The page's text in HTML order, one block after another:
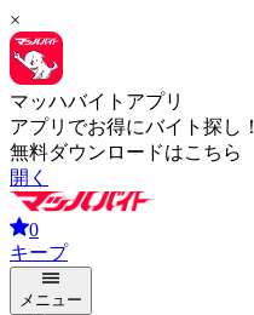
×
マッハバイトアプリ
アプリでお得にバイト探し！
無料ダウンロードはこちら
開く
0
キープ
メニュー